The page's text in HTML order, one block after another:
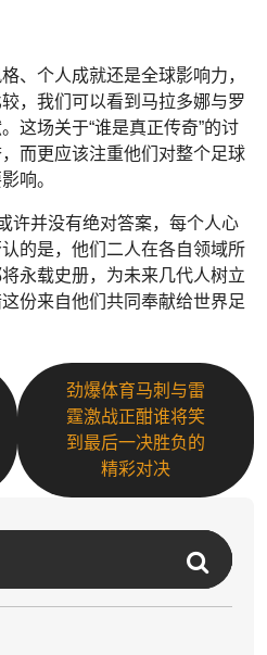
、个人成就还是全球影响力，
，我们可以看到马拉多娜与罗
这场关于“谁是真正传奇”的讨
而更应该注重他们对整个足球
响。
许并没有绝对答案，每个人心
的是，他们二人在各自领域所
永载史册，为未来几代人树立
份来自他们共同奉献给世界足
劲爆体育马刺与雷
霆激战正酣谁将笑
到最后一决胜负的
精彩对决